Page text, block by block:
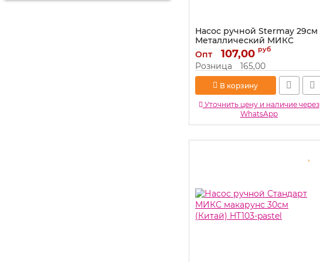
Насос ручной Stermay 29см
Металлический МИКС
(Китай) HT105
Артикул: HT105
Опт 107,00 руб
Розница 165,00
В корзину
Уточнить цену и наличие через
WhatsApp